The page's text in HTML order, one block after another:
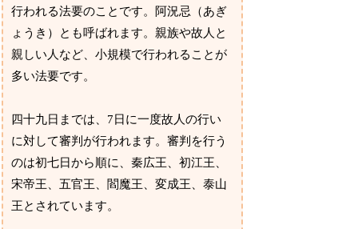
行われる法要のことです。阿況忌（あぎ
ょうき）とも呼ばれます。親族や故人と
親しい人など、小規模で行われることが
多い法要です。
四十九日までは、7日に一度故人の行い
に対して審判が行われます。審判を行う
のは初七日から順に、秦広王、初江王、
宋帝王、五官王、閻魔王、変成王、泰山
王とされています。